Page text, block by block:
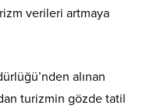
verileri artmaya
alınan
turizmin gözde tatil